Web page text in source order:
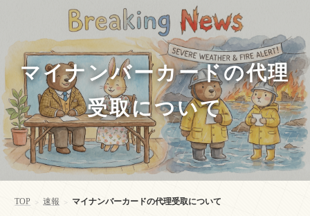
マイナンバーカードの代理
受取について
TOP > 速報 > マイナンバーカードの代理受取について